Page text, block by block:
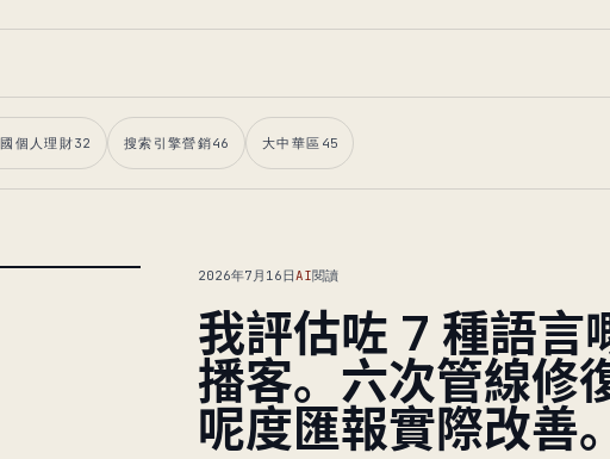
個人理財32 搜索引擎營銷46 大中華區 45
2026年7月16日AI閱讀
我評估咗 7 種語言
播客。六次管線
呢度匯報實際改善。